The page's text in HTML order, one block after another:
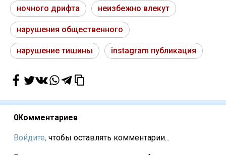
ночного дрифта неизбежно влекут
нарушения общественного
нарушение тишины instagram публикация
0Комментариев
Войдите, чтобы оставлять комментарии...